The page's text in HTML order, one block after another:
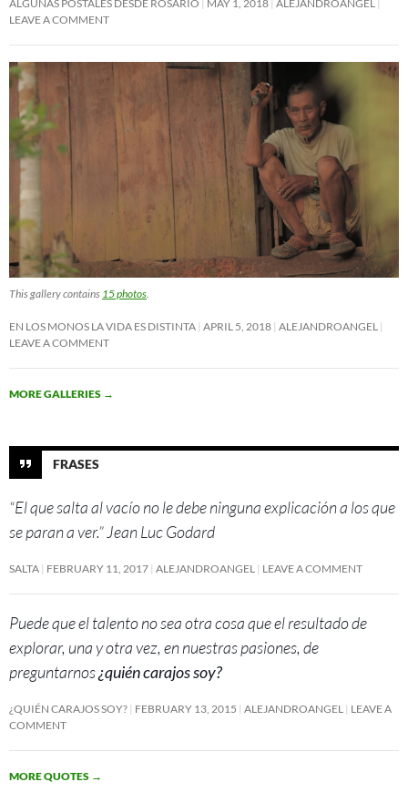
ALGUNAS POSTALES DESDE ROSARIO MAY 1, 2018 ALEJANDROANGEL
LEAVE A COMMENT
This gallery contains 15 photos
EN LOS MONOS LA VIDA ES DISTINTA APRIL 5, 2018 ALEJANDROANGEL
LEAVE A COMMENT
MORE GALLERIES →
FRASES
“El que salta al vacío no le debe ninguna explicación a los que
se paran a ver.” Jean Luc Godard
SALTA FEBRUARY 11, 2017 ALEJANDROANGEL LEAVE A COMMENT
Puede que el talento no sea otra cosa que el resultado de
explorar, una y otra vez, en nuestras pasiones, de
preguntarnos¿quién carajos soy?
¿QUIÉN CARAJOS SOY? FEBRUARY 13, 2015 ALEJANDROANGEL
LEAVE A
COMMENT
MORE QUOTES →